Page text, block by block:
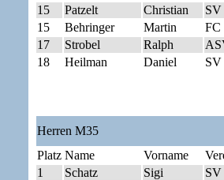
15
Patzelt Christian
SV
15
Behringer Martin
FC
17
Strobel Ralph
18
Heilman Daniel SV
Herren M35
Platz Name Vorname
1
Schatz Sigi
SV